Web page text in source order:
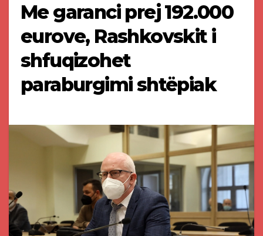
Me garanci prej 192.000
eurove, Rashkovskit i
shfuqizohet
paraburgimi shtëpiak